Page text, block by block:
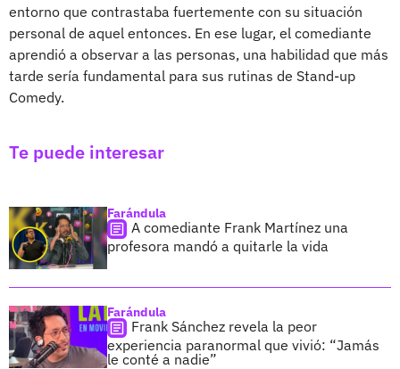
entorno que contrastaba fuertemente con su situación
personal de aquel entonces. En ese lugar, el comediante
aprendió a observar a las personas, una habilidad que más
tarde sería fundamental para sus rutinas de Stand-up
Comedy.
Te puede interesar
Farándula
A comediante Frank Martínez una
profesora mandó a quitarle la vida
Farándula
Frank Sánchez revela la peor
experiencia paranormal que vivió: “Jamás
le conté a nadie”